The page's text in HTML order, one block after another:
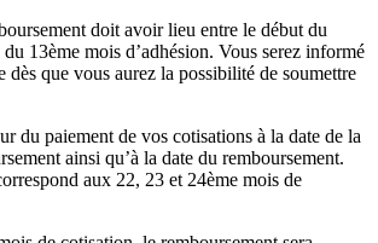
doit avoir lieu entre le début du
13ème mois d’adhésion. Vous serez informé
dès que vous aurez la possibilité de soumettre
du paiement de vos cotisations à la date de la
ainsi qu’à la date du remboursement.
aux 22, 23 et 24ème mois de